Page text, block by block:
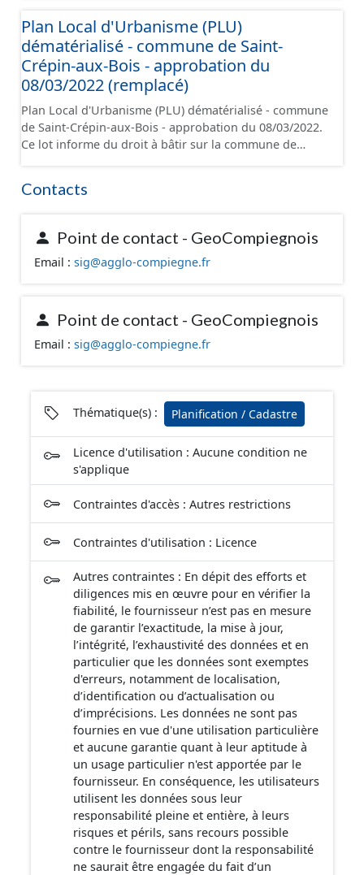
du CNIG et contient les pièces administratives, le
rapport de présentation, le PADD, le règlement (à
l'exception des plans de zonages), les annexes, les
orientations d'aménagement et les données
géographiques. Malgré l'attention portée à la création
de ces données, il est rappelé que seuls les documents
papier font foi et sont opposables d'un point de vue
juridique.
Plan Local d'Urbanisme (PLU)
dématérialisé - commune de Saint-
Crépin-aux-Bois - approbation du
08/03/2022 (remplacé)
Plan Local d'Urbanisme (PLU) dématérialisé - commune
de Saint-Crépin-aux-Bois - approbation du 08/03/2022.
Ce lot informe du droit à bâtir sur la commune de
du CNIG et contient les pièces administratives, le
l'exception des plans de zonages), les annexes, les
orientations d'aménagement et les données
géographiques. Malgré l'attention portée à la création
juridique.
Contacts
Point de contact - GeoCompiegnois
Email : sig@agglo-compiegne.fr
Point de contact - GeoCompiegnois
Email : sig@agglo-compiegne.fr
Thématique(s) : Planification / Cadastre
Licence d'utilisation : Aucune condition ne
s'applique
Contraintes d'accès : Autres restrictions
Contraintes d'utilisation : Licence
Autres contraintes : En dépit des efforts et
diligences mis en œuvre pour en vérifier la
fiabilité, le fournisseur n’est pas en mesure
de garantir l’exactitude, la mise à jour,
l’intégrité, l’exhaustivité des données et en
particulier que les données sont exemptes
d'erreurs, notamment de localisation,
d’identification ou d’actualisation ou
d’imprécisions. Les données ne sont pas
fournies en vue d'une utilisation particulière
et aucune garantie quant à leur aptitude à
un usage particulier n'est apportée par le
fournisseur. En conséquence, les utilisateurs
utilisent les données sous leur
responsabilité pleine et entière, à leurs
risques et périls, sans recours possible
contre le fournisseur dont la responsabilité
ne saurait être engagée du fait d’un